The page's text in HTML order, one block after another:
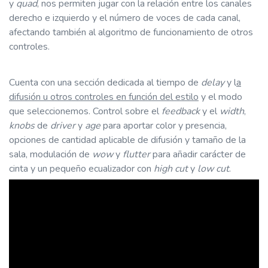
y quad, nos permiten jugar con la relación entre los canales
derecho e izquierdo y el número de voces de cada canal,
afectando también al algoritmo de funcionamiento de otros
controles.
Cuenta con una sección dedicada al tiempo de delayy la
difusión u otros controles en función del estiloy el modo
que seleccionemos. Control sobre el feedbacky el width,
knobsde drivery agepara aportar color y presencia,
opciones de cantidad aplicable de difusión y tamaño de la
sala, modulación de wowy flutterpara añadir carácter de
cinta y un pequeño ecualizador con high cuty low cut.